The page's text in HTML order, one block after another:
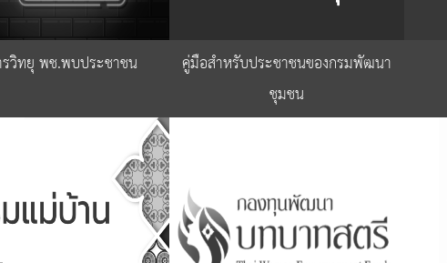
รวิทยุ พช.พบประชาชน
คู่มือสำหรับประชาชนของกรมพัฒนา
ชุมชน